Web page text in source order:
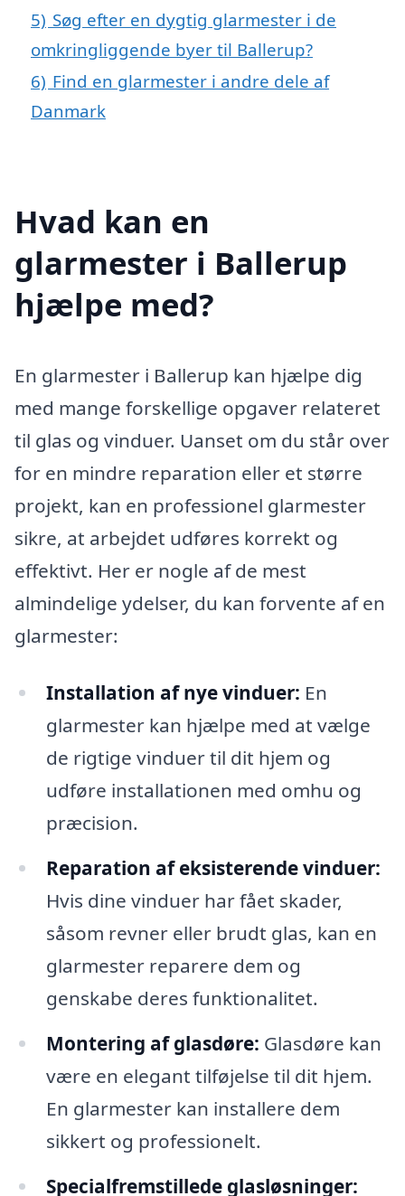
5) Søg efter en dygtig glarmester i de
omkringliggende byer til Ballerup?
6) Find en glarmester i andre dele af
Danmark
Hvad kan en
glarmester i Ballerup
hjælpe med?
En glarmester i Ballerup kan hjælpe dig
med mange forskellige opgaver relateret
til glas og vinduer. Uanset om du står over
for en mindre reparation eller et større
projekt, kan en professionel glarmester
sikre, at arbejdet udføres korrekt og
effektivt. Her er nogle af de mest
almindelige ydelser, du kan forvente af en
glarmester:
Installation af nye vinduer: En
glarmester kan hjælpe med at vælge
de rigtige vinduer til dit hjem og
udføre installationen med omhu og
præcision.
Reparation af eksisterende vinduer:
Hvis dine vinduer har fået skader,
såsom revner eller brudt glas, kan en
glarmester reparere dem og
genskabe deres funktionalitet.
Montering af glasdøre: Glasdøre kan
være en elegant tilføjelse til dit hjem.
En glarmester kan installere dem
sikkert og professionelt.
Specialfremstillede glasløsninger: